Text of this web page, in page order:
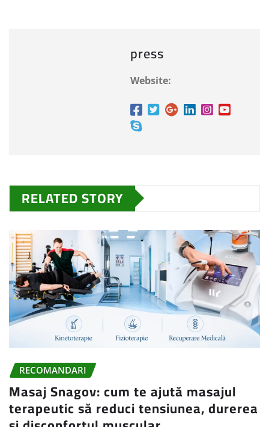
press
Website:
RELATED STORY
RECOMANDARI
Masaj Snagov: cum te ajută masajul
terapeutic să reduci tensiunea, durerea